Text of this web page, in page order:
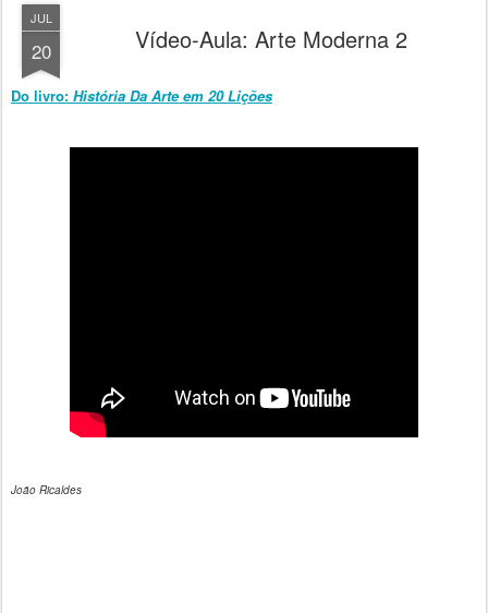
JUL
20 Vídeo-Aula: Arte Moderna 2
Do livro: História Da Arte em 20 Lições
João Ricaldes